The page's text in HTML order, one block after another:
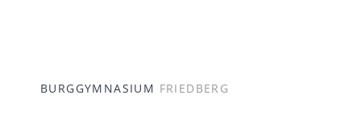
BURGGYMNASIUM FRIEDBERG